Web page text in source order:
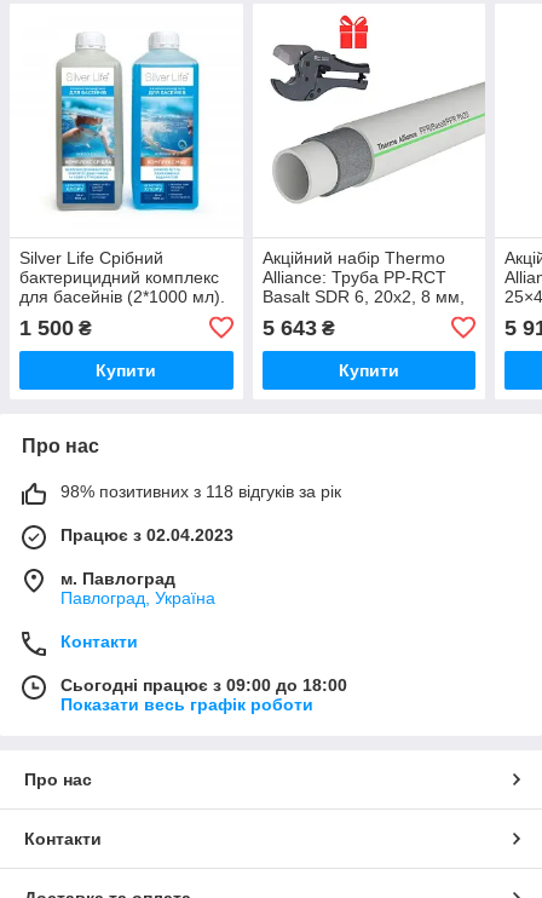
Silver Life Срібний
бактерицидний комплекс
для басейнів (2*1000 мл).
1 500 ₴
Купити
Акційний набір Thermo
Alliance: Труба PP-RCT
Basalt SDR 6, 20х2, 8 мм,
PN20 100м + Ножиці для
пластикових труб d20-40,
лезо нерж.
5 643₴
Купити
5
Про нас
98% позитивних з 118 відгуків за рік
Працює з 02.04.2023
м. Павлоград
Павлоград, Україна
Контакти
Сьогодні працює з 09:00 до 18:00
Показати весь графік роботи
Про нас
Контакти